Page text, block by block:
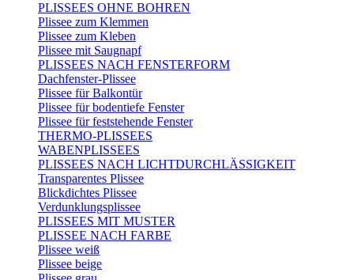
PLISSEES OHNE BOHREN
Plissee zum Klemmen
Plissee zum Kleben
Plissee mit Saugnapf
PLISSEES NACH FENSTERFORM
Dachfenster-Plissee
Plissee für Balkontür
Plissee für bodentiefe Fenster
Plissee für feststehende Fenster
THERMO-PLISSEES
WABENPLISSEES
PLISSEES NACH LICHTDURCHLÄSSIGKEIT
Transparentes Plissee
Blickdichtes Plissee
Verdunklungsplissee
PLISSEES MIT MUSTER
PLISSEE NACH FARBE
Plissee weiß
Plissee beige